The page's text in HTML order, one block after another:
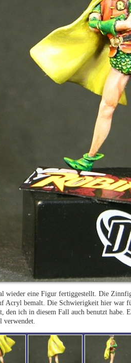
wieder eine Figur fertiggestellt. Die
Acryl bemalt. Die Schwierigkeit hier war
den ich in diesem Fall auch benutzt habe.
verwendet.